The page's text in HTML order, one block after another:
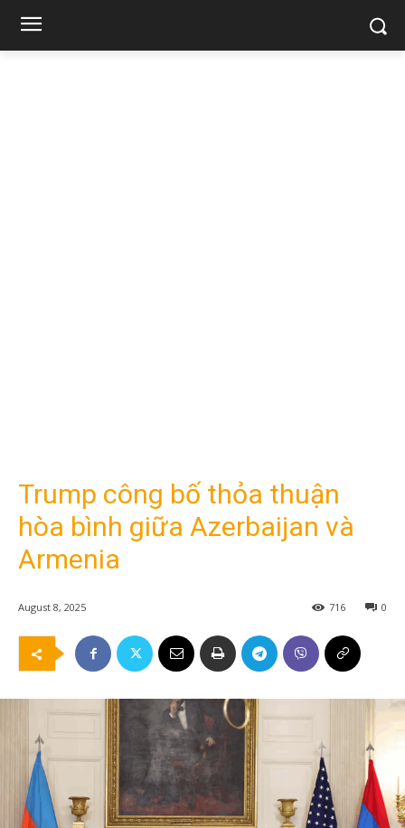
Trump công bố thỏa thuận
hòa bình giữa Azerbaijan và
Armenia
August 8, 2025 0
716